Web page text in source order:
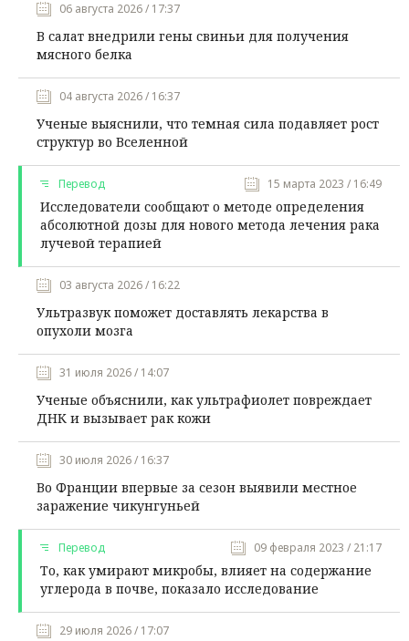
06 августа 2026 / 17:37
В салат внедрили гены свиньи для получения
мясного белка
04 августа 2026 / 16:37
Ученые выяснили, что темная сила подавляет рост
структур во Вселенной
Перевод 15 марта 2023 / 16:49
Исследователи сообщают о методе определения
абсолютной дозы для нового метода лечения рака
лучевой терапией
03 августа 2026 / 16:22
Ультразвук поможет доставлять лекарства в
опухоли мозга
31 июля 2026 / 14:07
Ученые объяснили, как ультрафиолет повреждает
ДНК и вызывает рак кожи
30 июля 2026 / 16:37
Во Франции впервые за сезон выявили местное
заражение чикунгуньей
Перевод 09 февраля 2023 / 21:17
То, как умирают микробы, влияет на содержание
углерода в почве, показало исследование
29 июля 2026 / 17:07